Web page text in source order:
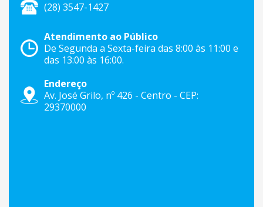
(28) 3547-1427
Atendimento ao Público
De Segunda a Sexta-feira das 8:00 às 11:00 e
das 13:00 às 16:00.
Endereço
Av. José Grilo, nº 426 - Centro - CEP:
29370000